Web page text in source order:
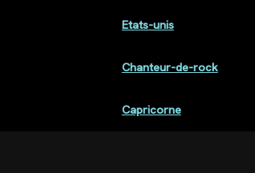
Etats-unis
Chanteur-de-rock
Capricorne